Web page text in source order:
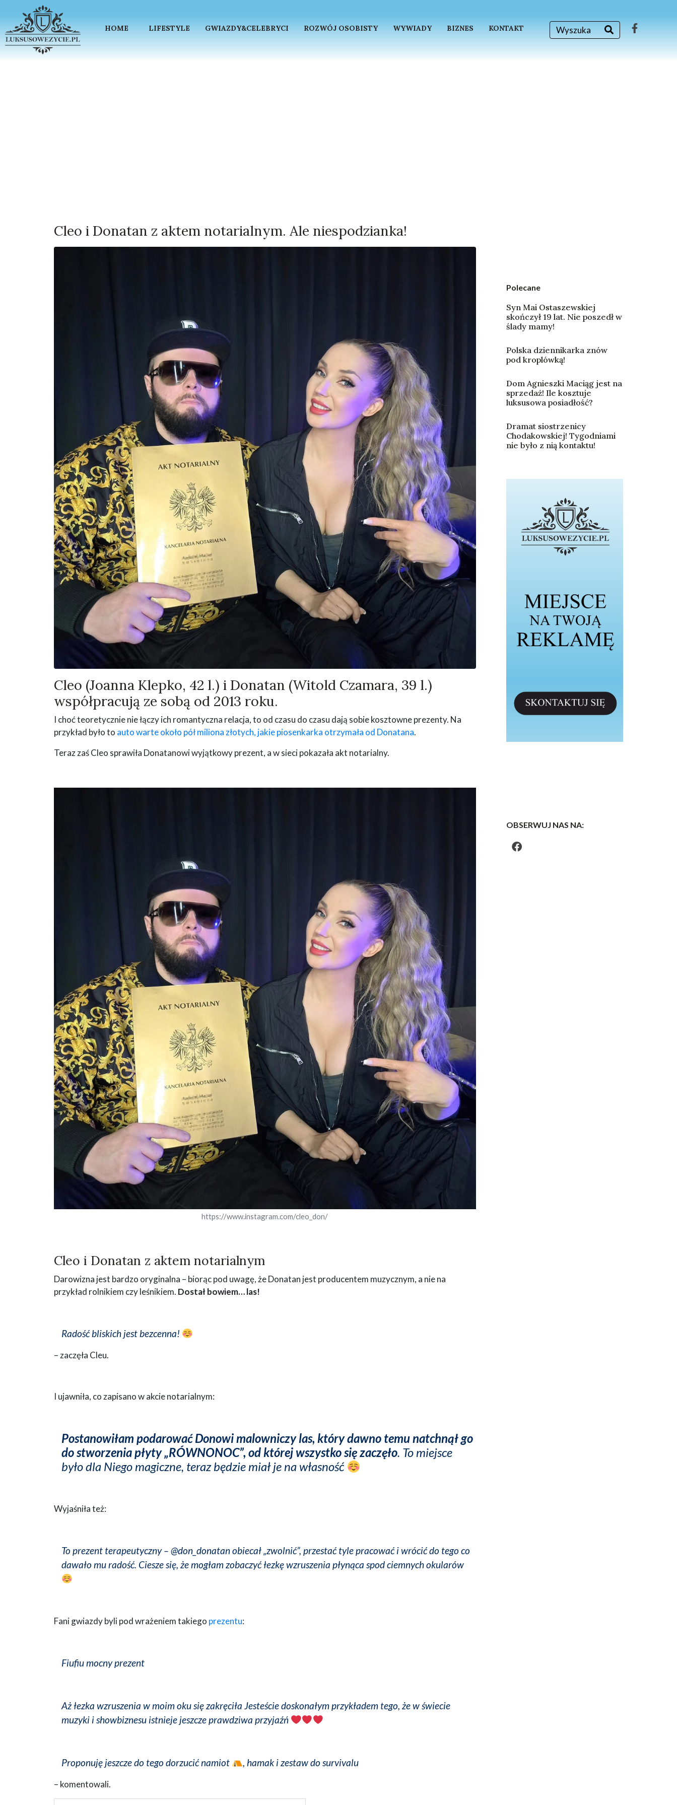
HOME LIFESTYLE GWIAZDY&CELEBRYCI ROZWÓJ OSOBISTY WYWIADY BIZNES KONTAKT
Cleo i Donatan z aktem notarialnym. Ale niespodzianka!
Cleo (Joanna Klepko, 42 l.) i Donatan (Witold Czamara, 39 l.)
współpracują ze sobą od 2013 roku.
I choć teoretycznie nie łączy ich romantyczna relacja, to od czasu do czasu dają sobie kosztowne prezenty. Na
przykład było to auto warte około pół miliona złotych, jakie piosenkarka otrzymała od Donatana.
Teraz zaś Cleo sprawiła Donatanowi wyjątkowy prezent, a w sieci pokazała akt notarialny.
https://www.instagram.com/cleo_don/
Cleo i Donatan z aktem notarialnym
Darowizna jest bardzo oryginalna – biorąc pod uwagę, że Donatan jest producentem muzycznym, a nie na
przykład rolnikiem czy leśnikiem. Dostał bowiem… las!
Radość bliskich jest bezcenna!
– zaczęła Cleu.
I ujawniła, co zapisano w akcie notarialnym:
Postanowiłam podarować Donowi malowniczy las, który dawno temu natchnął go
do stworzenia płyty „RÓWNONOC”, od której wszystko się zaczęło. To miejsce
było dla Niego magiczne, teraz będzie miał je na własność
Wyjaśniła też:
To prezent terapeutyczny – @don_donatan obiecał „zwolnić”, przestać tyle pracować i wrócić do tego co
dawało mu radość. Ciesze się, że mogłam zobaczyć łezkę wzruszenia płynąca spod ciemnych okularów
Fani gwiazdy byli pod wrażeniem takiego prezentu:
Fiufiu mocny prezent
Aż łezka wzruszenia w moim oku się zakręciła Jesteście doskonałym przykładem tego, że w świecie
muzyki i showbiznesu istnieje jeszcze prawdziwa przyjaźń
Proponuję jeszcze do tego dorzucić namiot , hamak i zestaw do survivalu
– komentowali.
Polecane
Syn Mai Ostaszewskiej
skończył 19 lat. Nie poszedł w
ślady mamy!
Polska dziennikarka znów
pod kroplówką!
Dom Agnieszki Maciąg jest na
sprzedaż! Ile kosztuje
luksusowa posiadłość?
Dramat siostrzenicy
Chodakowskiej! Tygodniami
nie było z nią kontaktu!
OBSERWUJ NAS NA: